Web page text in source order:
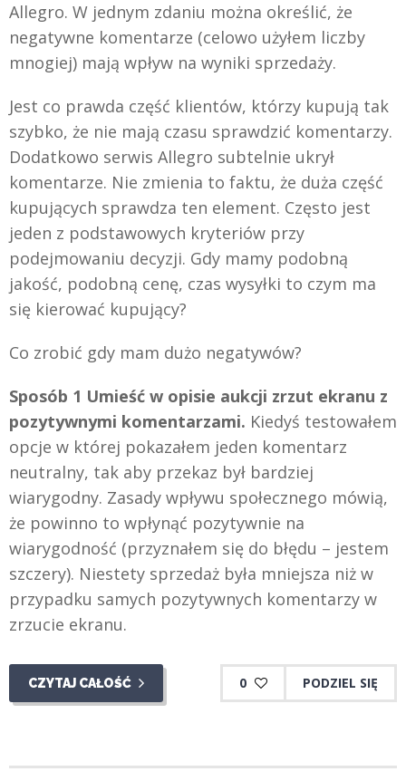
Allegro. W jednym zdaniu można określić, że
negatywne komentarze (celowo użyłem liczby
mnogiej) mają wpływ na wyniki sprzedaży.
Jest co prawda część klientów, którzy kupują tak
szybko, że nie mają czasu sprawdzić komentarzy.
Dodatkowo serwis Allegro subtelnie ukrył
komentarze. Nie zmienia to faktu, że duża część
kupujących sprawdza ten element. Często jest
jeden z podstawowych kryteriów przy
podejmowaniu decyzji. Gdy mamy podobną
jakość, podobną cenę, czas wysyłki to czym ma
się kierować kupujący?
Co zrobić gdy mam dużo negatywów?
Sposób 1 Umieść w opisie aukcji zrzut ekranu z
pozytywnymi komentarzami. Kiedyś testowałem
opcje w której pokazałem jeden komentarz
neutralny, tak aby przekaz był bardziej
wiarygodny. Zasady wpływu społecznego mówią,
że powinno to wpłynąć pozytywnie na
wiarygodność (przyznałem się do błędu – jestem
szczery). Niestety sprzedaż była mniejsza niż w
przypadku samych pozytywnych komentarzy w
zrzucie ekranu.
CZYTAJ CAŁOŚĆ 0 PODZIEL SIĘ